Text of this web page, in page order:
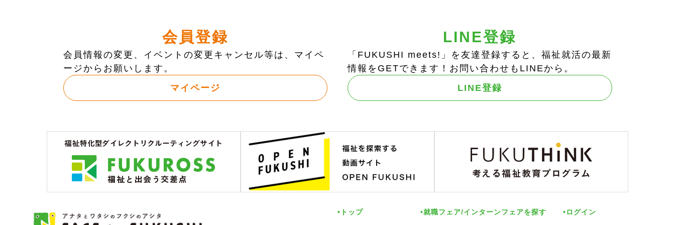
会員登録
会員情報の変更、イベントの変更キャンセル等は、マイペ
ージからお願いします。
マイページ
LINE登録
「FUKUSHI meets!」を友達登録すると、福祉就活の最新
情報をGETできます！お問い合わせもLINEから。
LINE登録
トップ 就職フェア/インターンフェアを探す ログイン